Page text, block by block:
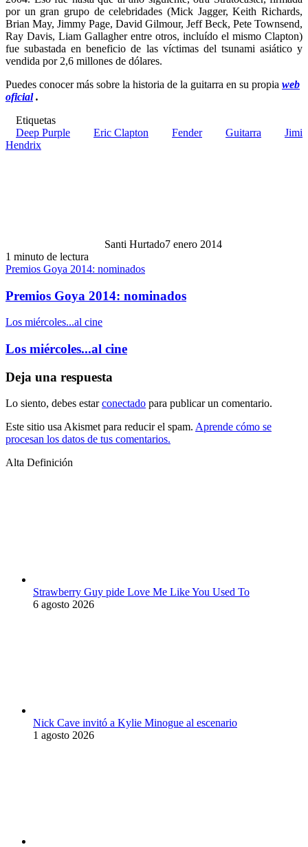
por un gran grupo de celebridades (Mick Jagger, Keith Richards,
Brian May, Jimmy Page, David Gilmour, Jeff Beck, Pete Townsend,
Ray Davis, Liam Gallagher entre otros, incluído el mismo Clapton)
fue subastada en beneficio de las víctimas del tsunami asiático y
vendida por 2,6 millones de dólares.
Puedes conocer más sobre la historia de la guitarra en su propia web
oficial.
Etiquetas
Deep Purple
Eric Clapton Fender Guitarra
Jimi
Hendrix
Santi Hurtado7 enero 2014
1 minuto de lectura
Premios Goya 2014: nominados
Premios Goya 2014: nominados
Los miércoles...al cine
Los miércoles...al cine
Deja una respuesta
Lo siento, debes estarconectado para publicar un comentario.
Este sitio usa Akismet para reducir el spam. Aprende cómo se
procesan los datos de tus comentarios.
Alta Definición
Strawberry Guy pide Love Me Like You Used To
6 agosto 2026
Nick Cave invitó a Kylie Minogue al escenario
1 agosto 2026